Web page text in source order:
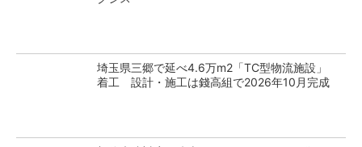
埼玉県三郷で延べ4.6万m2「TC型物流施設」
着工 設計・施工は錢高組で2026年10月完成